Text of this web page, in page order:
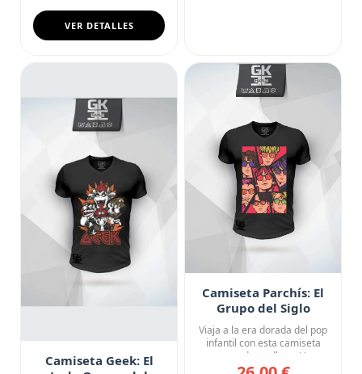
VER DETALLES
Camiseta Geek: El
Camiseta Parchís: El
Grupo del Siglo
Viaja a la era dorada del pop
infantil con esta camiseta
negra de cuello en V...